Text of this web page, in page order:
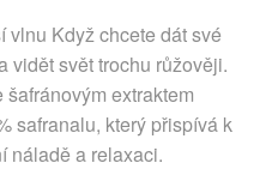
vlnu Když chcete dát své
vidět svět trochu růžověji.
extraktem
safranalu, který přispívá k
náladě a relaxaci.